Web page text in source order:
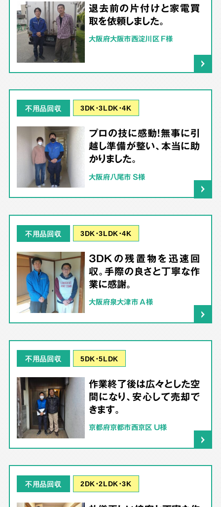
退去前の片付けと家電買
取を依頼しました。
大阪府大阪市西淀川区 F様
不用品回収 3DK･3LDK･4K
プロの技に感動！無事に引
越し準備が整い、本当に助
かりました。
大阪府八尾市 S様
不用品回収 3DK･3LDK･4K
3DKの残置物を迅速回
収。手際の良さと丁寧な作
業に感謝。
大阪府泉大津市 A様
不用品回収 5DK･5LDK
作業終了後は広々とした空
間になり、安心して売却で
きます。
京都府京都市西京区 U様
不用品回収 2DK･2LDK･3K